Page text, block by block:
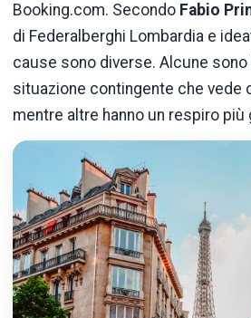
Booking.com. Secondo Fabio
di Federalberghi Lombardia e
cause sono diverse. Alcune sono
situazione contingente che vede
mentre altre hanno un respiro più